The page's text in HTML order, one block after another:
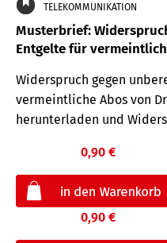
TELEKOMMUNIKATION
Musterbrief:
Entgelte für
Widerspruch gegen
vermeintliche Abos von
herunterladen und
0,90 €
0,90 €